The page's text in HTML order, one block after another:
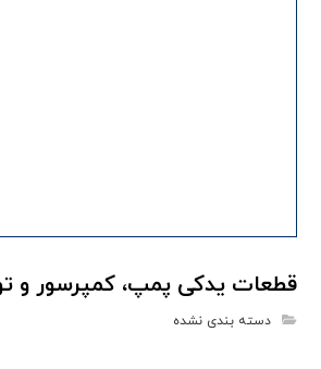
قطعات یدکی پمپ، کمپرسور و
دسته بندی نشده